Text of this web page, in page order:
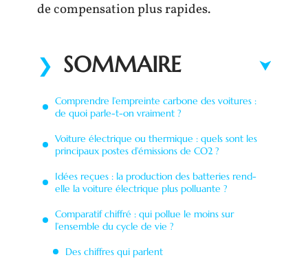
de compensation plus rapides.
SOMMAIRE
Comprendre l’empreinte carbone des voitures :
de quoi parle-t-on vraiment ?
Voiture électrique ou thermique : quels sont les
principaux postes d’émissions de CO2 ?
Idées reçues : la production des batteries rend-
elle la voiture électrique plus polluante ?
Comparatif chiffré : qui pollue le moins sur
l’ensemble du cycle de vie ?
Des chiffres qui parlent